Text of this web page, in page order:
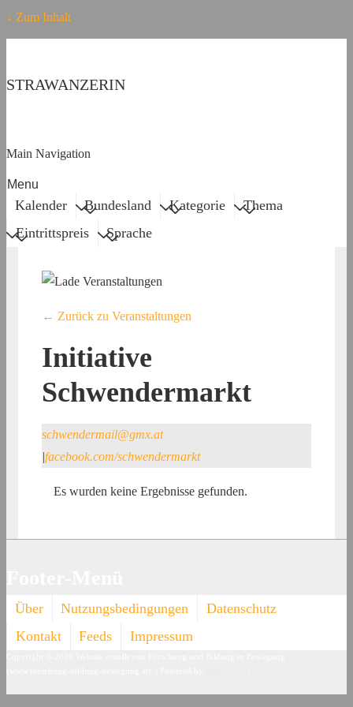
↓ Zum Inhalt
STRAWANZERIN
Main Navigation
Menu
Kalender Bundesland Kategorie
Thema
Eintrittspreis
Sprache
← Zurück zu Veranstaltungen
Initiative
Schwendermarkt
schwendermail@gmx.at
|facebook.com/schwendermarkt
Es wurden keine Ergebnisse gefunden.
Über Nutzungsbedingungen
Datenschutz
Kontakt
Feeds Impressum